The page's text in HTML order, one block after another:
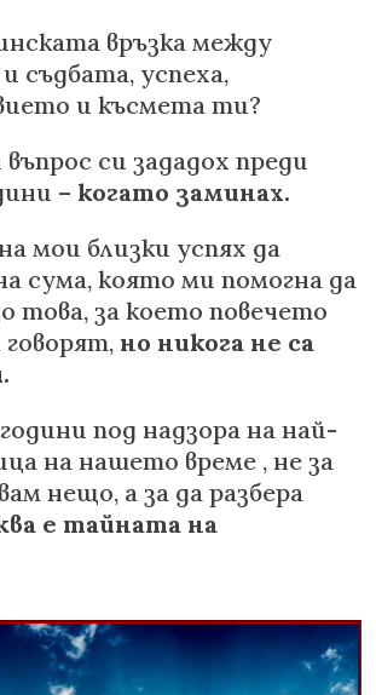
връзка между
съдбата, успеха,
и късмета ти?
си зададох преди
– когато заминах.
мои близки успях да
сума, която ми помогна да
това, за което повечето
но никога не са
под надзора на най-
на нашето време , не за
нещо, а за да разбера
е тайната на